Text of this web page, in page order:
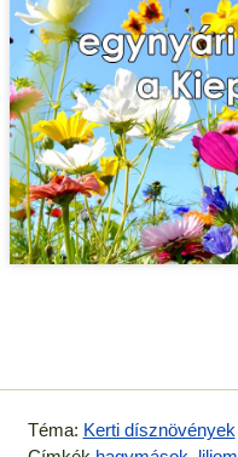
Téma: Kerti dísznövények